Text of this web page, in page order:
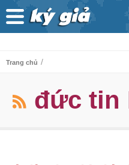
Trang chủ /
đức tin